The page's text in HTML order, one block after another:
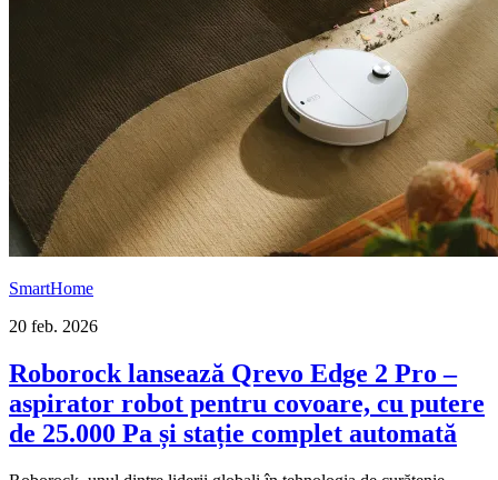
SmartHome
20 feb. 2026
Roborock lansează Qrevo Edge 2 Pro –
aspirator robot pentru covoare, cu putere
de 25.000 Pa și stație complet automată